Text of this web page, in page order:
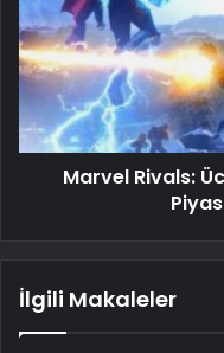
Marvel Rivals:
İlgili Makaleler